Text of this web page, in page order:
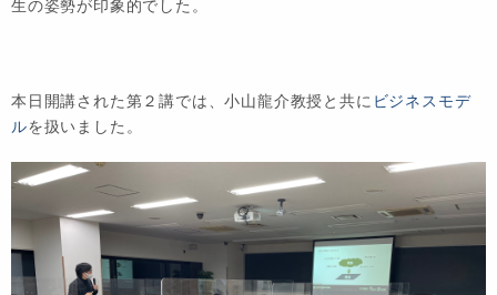
生の姿勢が印象的でした。
本日開講された第２講では、小山龍介教授と共に ビジネスモデ
ルを扱いました。